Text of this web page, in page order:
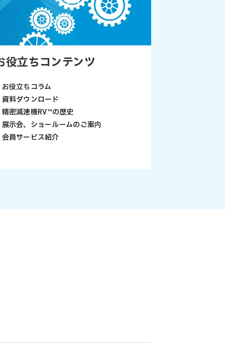
役立ちコンテンツ
役立ちコラム
料ダウンロード
精密減速機RV™の歴史
示会、ショールームのご案内
員サービス紹介